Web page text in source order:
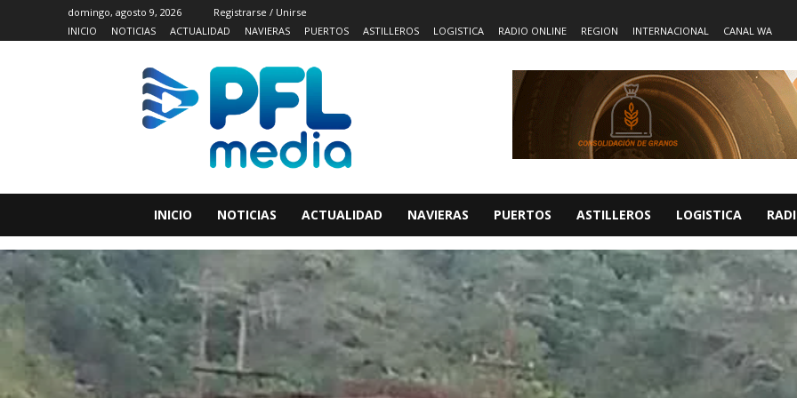
domingo, agosto 9, 2026
Registrarse / Unirse
INICIO
NOTICIAS ACTUALIDAD NAVIERAS PUERTOS ASTILLEROS LOGISTICA RADIO ONLINE REGION INTERNACIONAL CANAL WA
INICIO NOTICIAS ACTUALIDAD NAVIERAS PUERTOS ASTILLEROS LOGISTICA